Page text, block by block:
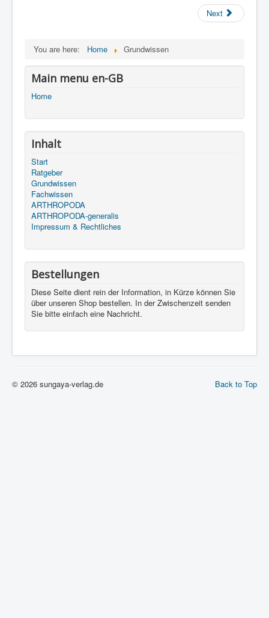
Next
You are here: Home Grundwissen
Main menu en-GB
Home
Inhalt
Start
Ratgeber
Grundwissen
Fachwissen
ARTHROPODA
ARTHROPODA-generalis
Impressum & Rechtliches
Bestellungen
Diese Seite dient rein der Information, in Kürze können Sie
über unseren Shop bestellen. In der Zwischenzeit senden
Sie bitte einfach eine Nachricht.
Back to Top
© 2026 sungaya-verlag.de